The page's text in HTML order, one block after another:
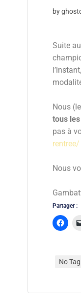
by
Suite
Nous
tous
pas à
rentree/
Nous
Partager :
No Tag